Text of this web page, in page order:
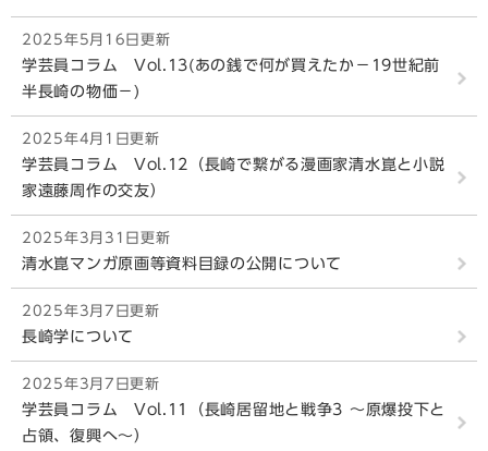
2025年5月16日更新
学芸員コラム Vol.13(あの銭で何が買えたか－19世紀前
半長崎の物価－)
2025年4月1日更新
学芸員コラム Vol.12（長崎で繋がる漫画家清水崑と小説
家遠藤周作の交友）
2025年3月31日更新
清水崑マンガ原画等資料目録の公開について
2025年3月7日更新
長崎学について
2025年3月7日更新
学芸員コラム Vol.11（長崎居留地と戦争3 ～原爆投下と
占領、復興へ～）